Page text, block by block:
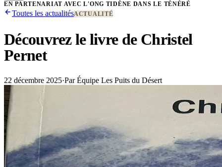
EN PARTENARIAT AVEC L'ONG TIDÈNE DANS LE TÉNÉRÉ
Toutes les actualitésACTUALITÉ
Découvrez le livre de Christel
Pernet
22 décembre 2025·Par Équipe Les Puits du Désert